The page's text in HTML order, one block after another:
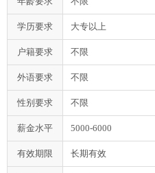
学历要求 大专以上
户籍要求 不限
外语要求 不限
性别要求 不限
薪金水平 5000-6000
有效期限 长期有效